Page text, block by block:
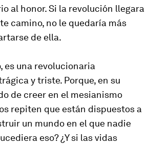
al honor. Si la revolución llegara
camino, no le quedaría más
de ella.
es una revolucionaria
y triste. Porque, en su
de creer en el mesianismo
repiten que están dispuestos a
un mundo en el que nadie
eso? ¿Y si las vidas